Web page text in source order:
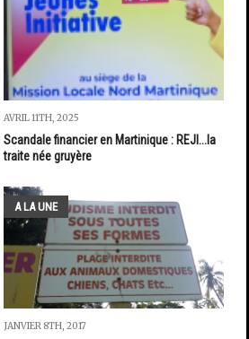
AVRIL 11TH, 2025
Scandale financier en Martinique : REJI...la
traite née gruyère
A LA UNE
JANVIER 8TH, 2017